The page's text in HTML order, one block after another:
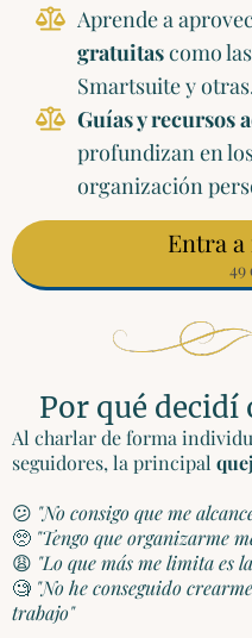
Aprende a
gratuitascomo
Smartsuite y
Guías y recursos
profundizan en
organización
Entra
49
Por qué
Al charlar de forma
seguidores, la principal
😕 "No consigo que me
🥺 "Tengo que organizarme
😩 "Lo que más me limita es
🧐 "No he conseguido
trabajo"